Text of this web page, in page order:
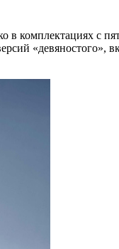
комплектациях с
«девяностого»,